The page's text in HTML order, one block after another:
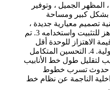
المظهر الجميل ، وتوفير
بشكل كبير ومساحة
اعتماد بنية تصميم معيارية جديدة ،
تخطيط مضغوط ، جاهز للتثبيت واستخدامه 3. تم
الاهتزاز للوحدة أقل
بكثير من المعايير الدولية. 4. التحسين المتكامل
لتقليل طول خط الأنابيب
حدوث تسرب خطوط
الناجمة عن نظام خط